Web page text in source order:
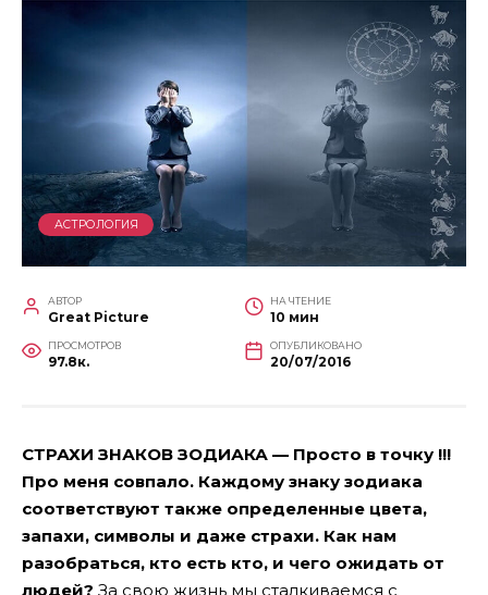
АСТРОЛОГИЯ
АВТОР
Great Picture
НА ЧТЕНИЕ
10 мин
ПРОСМОТРОВ
97.8к.
ОПУБЛИКОВАНО
20/07/2016
СТРАХИ ЗНАКОВ ЗОДИАКА — Просто в точку !!!
Про меня совпало. Каждому знаку зодиака
соответствуют также определенные цвета,
запахи, символы и даже страхи. Как нам
разобраться, кто есть кто, и чего ожидать от
людей? За свою жизнь мы сталкиваемся с